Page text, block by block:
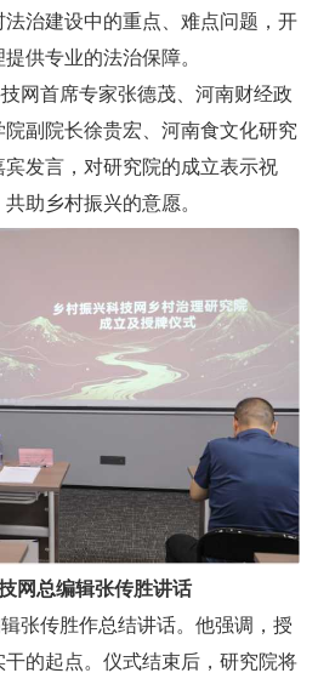
治建设中的重点、难点问题，开
供专业的法治保障。
首席专家张德茂、河南财经政
副院长徐贵宏、河南食文化研究
发言，对研究院的成立表示祝
助乡村振兴的意愿。
网总编辑张传胜讲话
传胜作总结讲话。他强调，授
的起点。仪式结束后，研究院将